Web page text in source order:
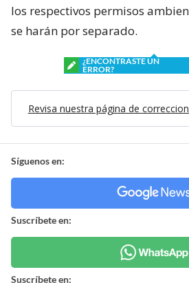
los respectivos permisos
se harán por separado.
¿ENCONTRASTE UN
ERROR?
Revisa nuestra página de
Síguenos en:
Suscríbete en:
Suscríbete en: